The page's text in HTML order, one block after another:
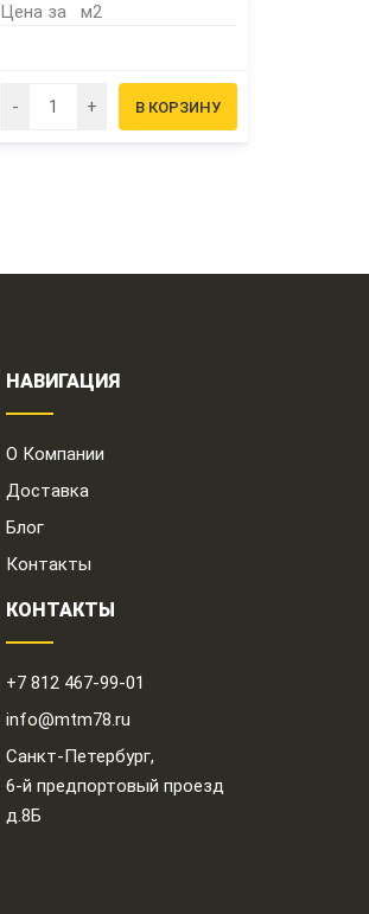
Цена за м2
НАВИГАЦИЯ
О Компании
Доставка
Блог
Контакты
КОНТАКТЫ
+7 812 467-99-01
info@mtm78.ru
Санкт-Петербург,
6-й предпортовый проезд
д.8Б